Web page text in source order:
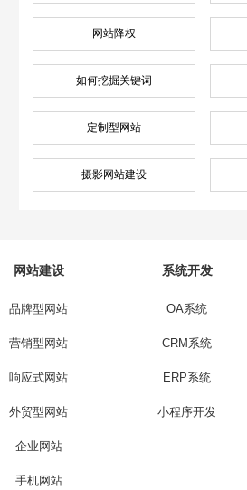
网站降权
如何挖掘关键词
定制型网站
摄影网站建设
网站建设
品牌型网站
营销型网站
响应式网站
外贸型网站
企业网站
手机网站
系统开发
OA系统
CRM系统
ERP系统
小程序开发